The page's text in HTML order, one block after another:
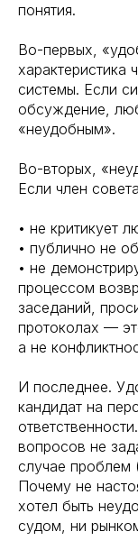
понятия.
Во-первых,
характеристика
системы. Если
обсуждение,
«неудобным».
Во-вторых,
Если член
• не критикует
• публично не
• не
процессом
заседаний,
протоколах —
а не
И последнее.
кандидат на
вопросов не
случае проблем
Почему не
хотел быть
судом, ни